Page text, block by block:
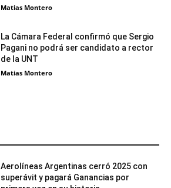
Matias Montero
La Cámara Federal confirmó que Sergio
Pagani no podrá ser candidato a rector
de la UNT
Matias Montero
Aerolíneas Argentinas cerró 2025 con
superávit y pagará Ganancias por